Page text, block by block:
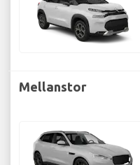
Mellanstor